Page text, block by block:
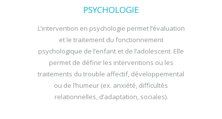
PSYCHOLOGIE
L’intervention en psychologie permet l’évaluation
et le traitement du fonctionnement
psychologique de l’enfant et de l’adolescent. Elle
permet de définir les interventions ou les
traitements du trouble affectif, développemental
ou de l’humeur (ex. anxiété, difficultés
relationnelles, d’adaptation, sociales).